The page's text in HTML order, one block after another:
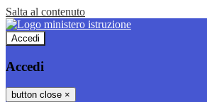
Salta al contenuto
Accedi
Accedi
button close ×